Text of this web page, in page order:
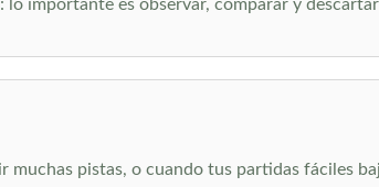
importante es observar, comparar y
muchas pistas, o cuando tus partidas fáciles